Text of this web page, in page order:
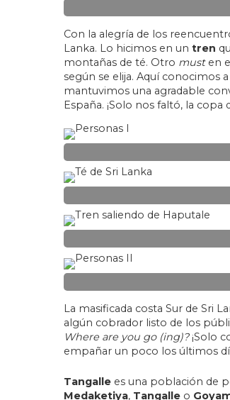
Con la alegría de los
Lanka. Lo hicimos en un tren
montañas de té. Otro musten
según se elija. Aquí conocimos
mantuvimos una agradable
España. ¡Solo nos faltó, la
La masificada costa Sur de Sri
algún cobrador listo de los
Where are you go (ing)?¡Solo
empañar un poco los últimos
Tangalle es una población de
Medaketiya, Tangalle o